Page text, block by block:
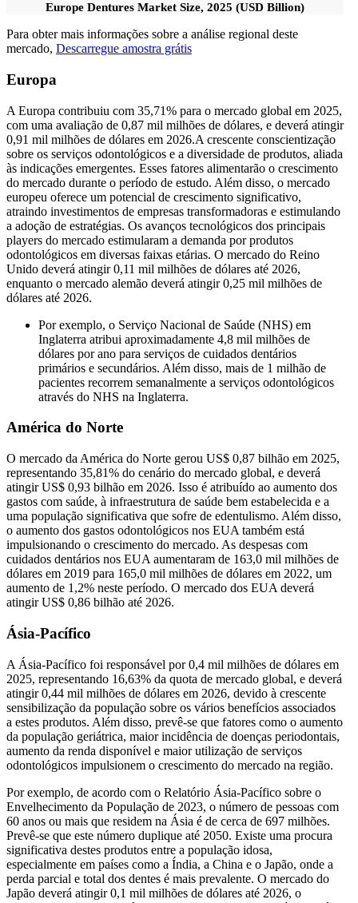
Europe Dentures Market Size, 2025 (USD Billion)
Para obter mais informações sobre a análise regional deste
mercado, Descarregue amostra grátis
Europa
A Europa contribuiu com 35,71% para o mercado global em 2025,
com uma avaliação de 0,87 mil milhões de dólares, e deverá atingir
0,91 mil milhões de dólares em 2026.A crescente conscientização
sobre os serviços odontológicos e a diversidade de produtos, aliada
às indicações emergentes. Esses fatores alimentarão o crescimento
do mercado durante o período de estudo. Além disso, o mercado
europeu oferece um potencial de crescimento significativo,
atraindo investimentos de empresas transformadoras e estimulando
a adoção de estratégias. Os avanços tecnológicos dos principais
players do mercado estimularam a demanda por produtos
odontológicos em diversas faixas etárias. O mercado do Reino
Unido deverá atingir 0,11 mil milhões de dólares até 2026,
enquanto o mercado alemão deverá atingir 0,25 mil milhões de
dólares até 2026.
Por exemplo, o Serviço Nacional de Saúde (NHS) em
Inglaterra atribui aproximadamente 4,8 mil milhões de
dólares por ano para serviços de cuidados dentários
primários e secundários. Além disso, mais de 1 milhão de
pacientes recorrem semanalmente a serviços odontológicos
através do NHS na Inglaterra.
América do Norte
O mercado da América do Norte gerou US$ 0,87 bilhão em 2025,
representando 35,81% do cenário do mercado global, e deverá
atingir US$ 0,93 bilhão em 2026. Isso é atribuído ao aumento dos
gastos com saúde, à infraestrutura de saúde bem estabelecida e a
uma população significativa que sofre de edentulismo. Além disso,
o aumento dos gastos odontológicos nos EUA também está
impulsionando o crescimento do mercado. As despesas com
cuidados dentários nos EUA aumentaram de 163,0 mil milhões de
dólares em 2019 para 165,0 mil milhões de dólares em 2022, um
aumento de 1,2% neste período. O mercado dos EUA deverá
atingir US$ 0,86 bilhão até 2026.
Ásia-Pacífico
A Ásia-Pacífico foi responsável por 0,4 mil milhões de dólares em
2025, representando 16,63% da quota de mercado global, e deverá
atingir 0,44 mil milhões de dólares em 2026, devido à crescente
sensibilização da população sobre os vários benefícios associados
a estes produtos. Além disso, prevê-se que fatores como o aumento
da população geriátrica, maior incidência de doenças periodontais,
aumento da renda disponível e maior utilização de serviços
odontológicos impulsionem o crescimento do mercado na região.
Por exemplo, de acordo com o Relatório Ásia-Pacífico sobre o
Envelhecimento da População de 2023, o número de pessoas com
60 anos ou mais que residem na Ásia é de cerca de 697 milhões.
Prevê-se que este número duplique até 2050. Existe uma procura
significativa destes produtos entre a população idosa,
especialmente em países como a Índia, a China e o Japão, onde a
perda parcial e total dos dentes é mais prevalente. O mercado do
Japão deverá atingir 0,1 mil milhões de dólares até 2026, o